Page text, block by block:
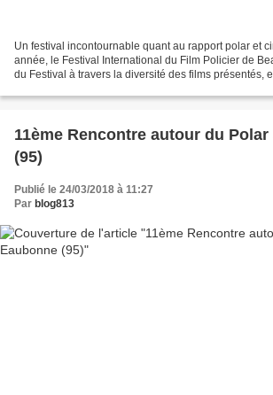
Un festival incontournable quant au rapport polar et
année, le Festival International du Film Policier de
du Festival à travers la diversité des films présentés,
11ème Rencontre autour du
(95)
Publié le 24/03/2018 à 11:27
Par blog813